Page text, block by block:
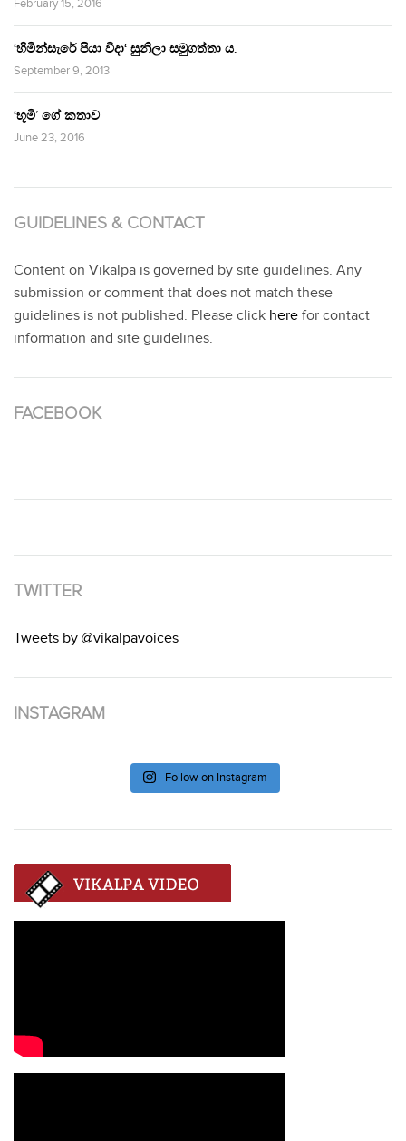
February 15, 2016
‘හිමින්සැරේ පියා විදා‘ සුනිලා සමුගත්තා ය.
September 9, 2013
‘භූමි’ ගේ කතාව
June 23, 2016
GUIDELINES & CONTACT
Content on Vikalpa is governed by site guidelines. Any
submission or comment that does not match these
guidelines is not published. Please click here for contact
information and site guidelines.
FACEBOOK
TWITTER
Tweets by @vikalpavoices
INSTAGRAM
Follow on Instagram